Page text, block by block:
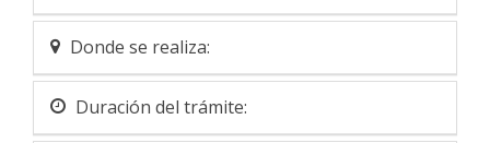
Donde se realiza:
Duración del trámite: